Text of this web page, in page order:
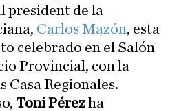
president de la
Carlos Mazón, esta
celebrado en el Salón
Provincial, con la
Casa Regionales.
Toni Pérezha